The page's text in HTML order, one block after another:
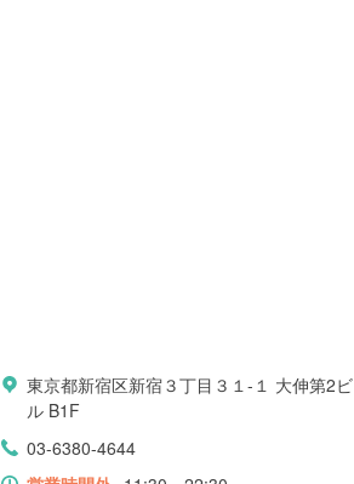
東京都新宿区新宿３丁目３１-１ 大伸第2ビ
ル B1F
03-6380-4644